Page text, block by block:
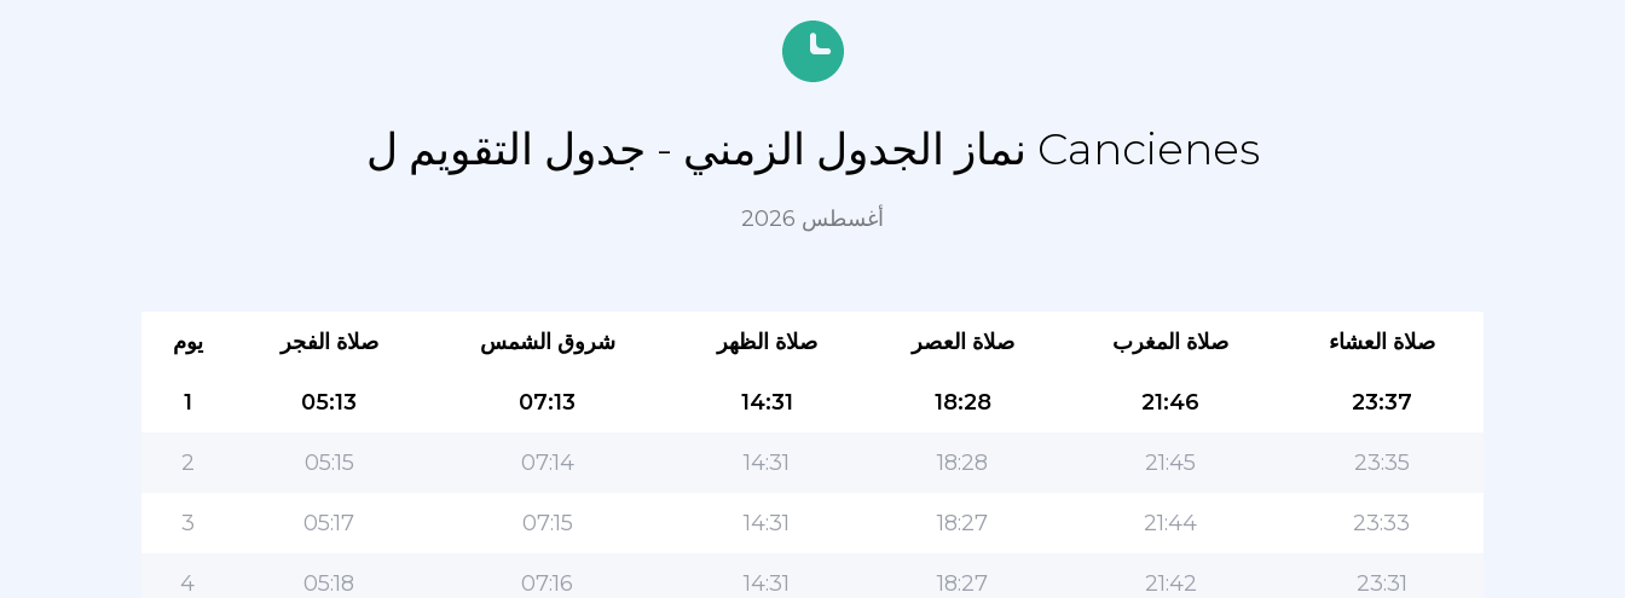
نماز الجدول الزمني - جدول التقويم ل Cancienes
أغسطس 2026
يوم صلاة الفجر شروق الشمس صلاة الظهر صلاة العصر صلاة المغرب صلاة العشاء
1 05:13 07:13 14:31 18:28 21:46 23:37
2 05:15 07:14 14:31 18:28 21:45 23:35
3 05:17 07:15 14:31 18:27 21:44 23:33
4 05:18 07:16 14:31 18:27 21:42 23:31
التطبيق الأكثر شعبية للمسلمين!
التطبيق الإسلامي الشهير لنمط الحياة ، مع ميزات سهلة